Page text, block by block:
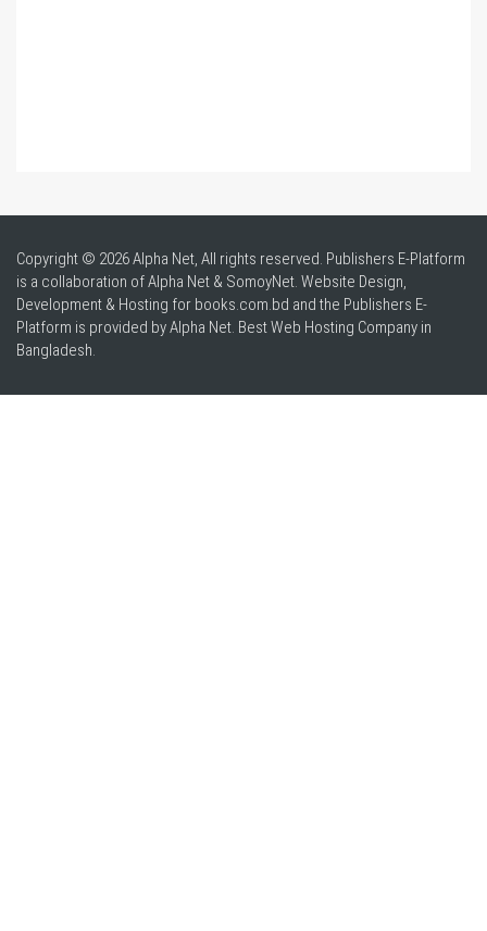
Copyright © 2026 Alpha Net, All rights reserved. Publishers E-Platform
is a collaboration of Alpha Net & SomoyNet. Website Design,
Development & Hosting for books.com.bd and the Publishers E-
Platform is provided by Alpha Net. BestWeb Hosting Company in
Bangladesh.